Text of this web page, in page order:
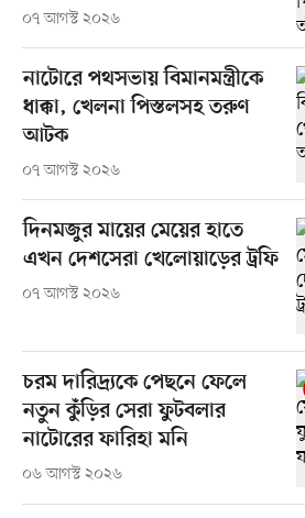
০৭ আগস্ট ২০২৬
নাটোরে পথসভায় বিমানমন্ত্রীকে
ধাক্কা, খেলনা পিস্তলসহ তরুণ
আটক
০৭ আগস্ট ২০২৬
দিনমজুর মায়ের মেয়ের হাতে
এখন দেশসেরা খেলোয়াড়ের ট্রফি
০৭ আগস্ট ২০২৬
চরম দারিদ্র্যকে পেছনে ফেলে
নতুন কুঁড়ির সেরা ফুটবলার
নাটোরের ফারিহা মনি
০৬ আগস্ট ২০২৬